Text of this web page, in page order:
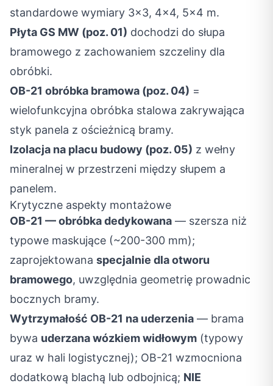
standardowe wymiary 3×3, 4×4, 5×4 m.
Płyta GS MW (poz. 01) dochodzi do słupa
bramowego z zachowaniem szczeliny dla
obróbki.
OB-21 obróbka bramowa (poz. 04) =
wielofunkcyjna obróbka stalowa zakrywająca
styk panela z ościeżnicą bramy.
Izolacja na placu budowy (poz. 05) z wełny
mineralnej w przestrzeni między słupem a
panelem.
Krytyczne aspekty montażowe
OB-21 — obróbka dedykowana — szersza niż
typowe maskujące (~200-300 mm);
zaprojektowana specjalnie dla otworu
bramowego, uwzględnia geometrię prowadnic
bocznych bramy.
Wytrzymałość OB-21 na uderzenia — brama
bywa uderzana wózkiem widłowym (typowy
uraz w hali logistycznej); OB-21 wzmocniona
dodatkową blachą lub odbojnicą; NIE